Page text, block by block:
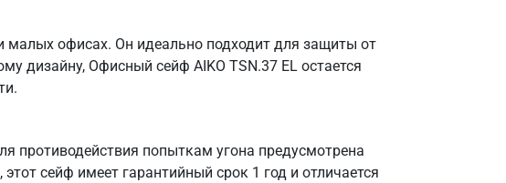
малых офисах. Он идеально подходит для защиты от
дизайну, Офисный сейф AIKO TSN.37 EL остается
противодействия попыткам угона предусмотрена
сейф имеет гарантийный срок 1 год и отличается